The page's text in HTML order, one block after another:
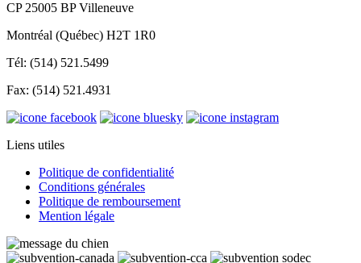
CP 25005 BP Villeneuve
Montréal (Québec) H2T 1R0
Tél: (514) 521.5499
Fax: (514) 521.4931
Liens utiles
Politique de confidentialité
Conditions générales
Politique de remboursement
Mention légale